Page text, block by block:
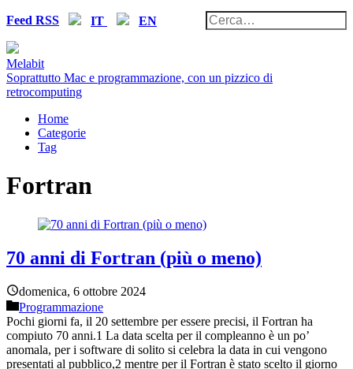
Feed RSS IT EN
Melabit
Soprattutto Mac e programmazione, con un pizzico di
retrocomputing
Home
Categorie
Tag
Fortran
70 anni di Fortran (più o meno)
domenica, 6 ottobre 2024
Programmazione
Pochi giorni fa, il 20 settembre per essere precisi, il Fortran ha
compiuto 70 anni.1 La data scelta per il compleanno è un po’
anomala, per i software di solito si celebra la data in cui vengono
presentati al pubblico,2 mentre per il Fortran è stato scelto il giorno